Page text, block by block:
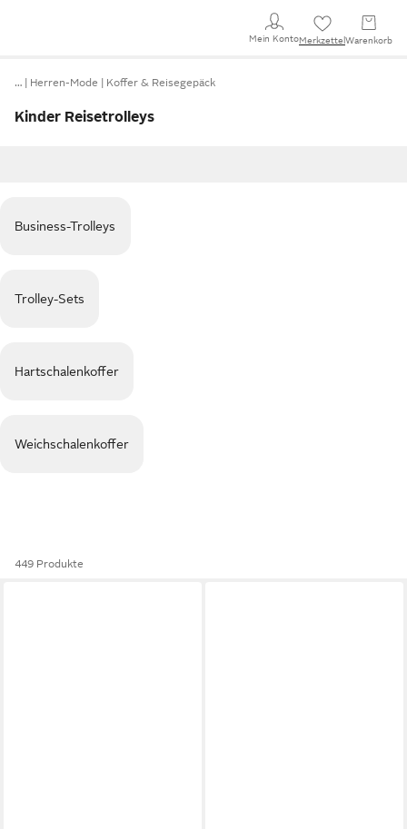
Mein KontoMerkzettel Warenkorb
… Herren-Mode Koffer & Reisegepäck
Kinder Reisetrolleys
Business-Trolleys
Trolley-Sets
Hartschalenkoffer
Weichschalenkoffer
449 Produkte